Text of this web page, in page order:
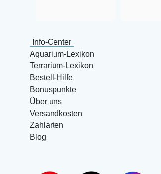
Info-Center
Aquarium-Lexikon
Terrarium-Lexikon
Bestell-Hilfe
Bonuspunkte
Über uns
Versandkosten
Zahlarten
Blog